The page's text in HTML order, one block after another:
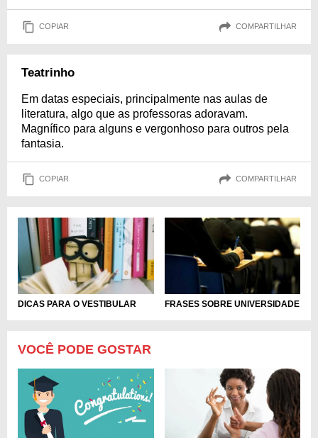
COPIAR COMPARTILHAR
Teatrinho
Em datas especiais, principalmente nas aulas de
literatura, algo que as professoras adoravam.
Magnífico para alguns e vergonhoso para outros pela
fantasia.
COPIAR COMPARTILHAR
DICAS PARA O VESTIBULAR FRASES SOBRE UNIVERSIDADE
VOCÊ PODE GOSTAR